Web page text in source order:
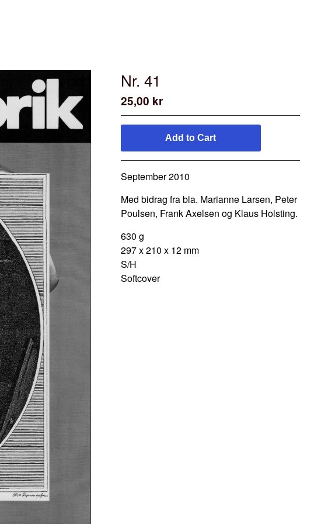
Nr. 41
25,00 kr
Add to Cart
September 2010
Med bidrag fra bla. Marianne Larsen, Peter
Poulsen, Frank Axelsen og Klaus Holsting.
630 g
297 x 210 x 12 mm
S/H
Softcover